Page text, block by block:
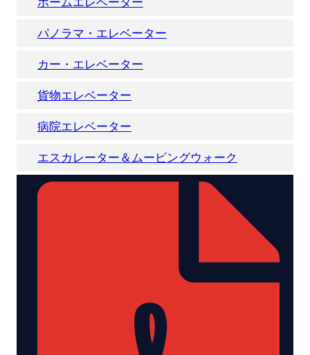
パノラマ・エレベーター
カー・エレベーター
貨物エレベーター
病院エレベーター
エスカレーター＆ムービングウォーク